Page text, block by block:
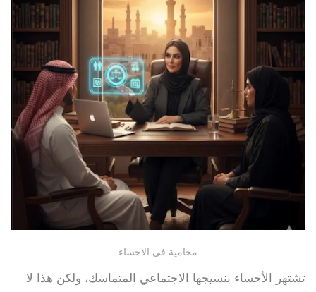
محامية في الاحساء
تشتهر الأحساء بنسيجها الاجتماعي المتماسك، ولكن هذا لا